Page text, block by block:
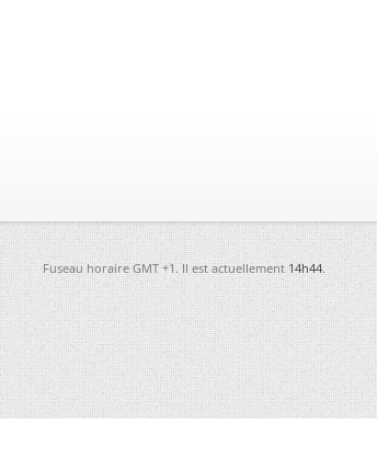
Fuseau horaire GMT +1. Il est actuellement14h44.